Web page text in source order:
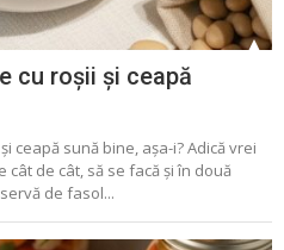
cu roșii și ceapă
ceapă sună bine, așa-i? Adică vrei
de cât, să se facă și în două
de fasol...